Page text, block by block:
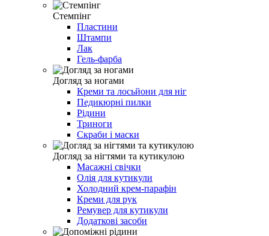
Стемпінг
Пластини
Штампи
Лак
Гель-фарба
Догляд за ногами
Креми та лосьйони для ніг
Педикюрні пилки
Рідини
Триноги
Скраби і маски
Догляд за нігтями та кутикулою
Масажні свічки
Олія для кутикули
Холодний крем-парафін
Креми для рук
Ремувер для кутикули
Додаткові засоби